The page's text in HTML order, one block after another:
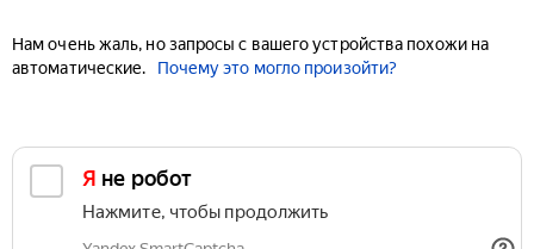
Нам очень жаль, но запросы с вашего устройства похожи на
автоматические.
Почему это могло произойти?
Я не робот
Нажмите, чтобы продолжить